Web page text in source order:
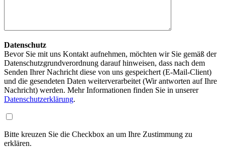
Datenschutz
Bevor Sie mit uns Kontakt aufnehmen, möchten wir Sie gemäß der
Datenschutzgrundverordnung darauf hinweisen, dass nach dem
Senden Ihrer Nachricht diese von uns gespeichert (E-Mail-Client)
und die gesendeten Daten weiterverarbeitet (Wir antworten auf Ihre
Nachricht) werden. Mehr Informationen finden Sie in unserer
Datenschutzerklärung.
Bitte kreuzen Sie die Checkbox an um Ihre Zustimmung zu
erklären.